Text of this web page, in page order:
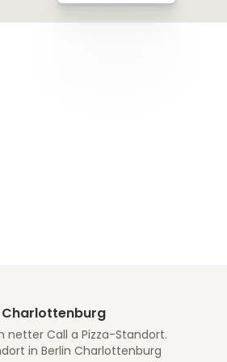
Charlottenburg
netter Call a Pizza-Standort.
in Berlin Charlottenburg